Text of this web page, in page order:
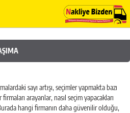
sayı artışı, seçimler yapmakta bazı
arayanlar, nasıl seçim yapacakları
hangi firmanın daha güvenilir olduğu,